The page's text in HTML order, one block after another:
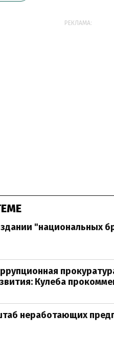
РЕКЛАМА:
"национальных
Кулеба
неработающих